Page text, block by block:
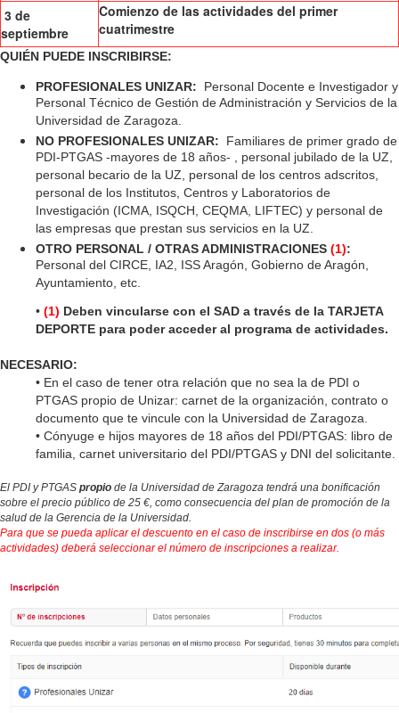
3 de
septiembre
Comienzo de las actividades del primer
cuatrimestre
QUIÉN PUEDE INSCRIBIRSE:
PROFESIONALES UNIZAR: Personal Docente e Investigador y
Personal Técnico de Gestión de Administración y Servicios de la
Universidad de Zaragoza.
NO PROFESIONALES UNIZAR: Familiares de primer grado de
PDI-PTGAS -mayores de 18 años- , personal jubilado de la UZ,
personal becario de la UZ, personal de los centros adscritos,
personal de los Institutos, Centros y Laboratorios de
Investigación (ICMA, ISQCH, CEQMA, LIFTEC) y personal de
las empresas que prestan sus servicios en la UZ.
OTRO PERSONAL / OTRAS ADMINISTRACIONES (1):
Personal del CIRCE, IA2, ISS Aragón, Gobierno de Aragón,
Ayuntamiento, etc.
• (1) Deben vincularse con el SAD a través de la TARJETA
DEPORTE para poder acceder al programa de actividades.
NECESARIO:
• En el caso de tener otra relación que no sea la de PDI o
PTGAS propio de Unizar: carnet de la organización, contrato o
documento que te vincule con la Universidad de Zaragoza
• Cónyuge e hijos mayores de 18 años del PDI/PTGAS: libro de
familia, carnet universitario del PDI/PTGAS y DNI del solicitante.
El PDI y PTGAS propio de la Universidad de Zaragoza tendrá una bonificación
sobre el precio público de 25 €, como consecuencia del plan de promoción de la
salud de la Gerencia de la Universidad.
Para que se pueda aplicar el descuento en el caso de inscribirse en dos (o más
actividades) deberá seleccionar el número de inscripciones a realizar.